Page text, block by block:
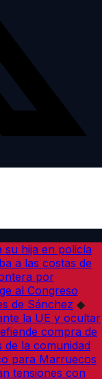
hija en policía
a las costas de
por
al Congreso
de Sánchez ◆
la UE y ocultar
compra de
de la comunidad
para Marruecos
tensiones con